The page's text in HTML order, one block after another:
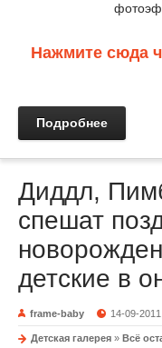
Нажмите сюда
Подробнее
Диддл,
спешат
детские в
frame-baby 14-09-
Детская галерея » Всё